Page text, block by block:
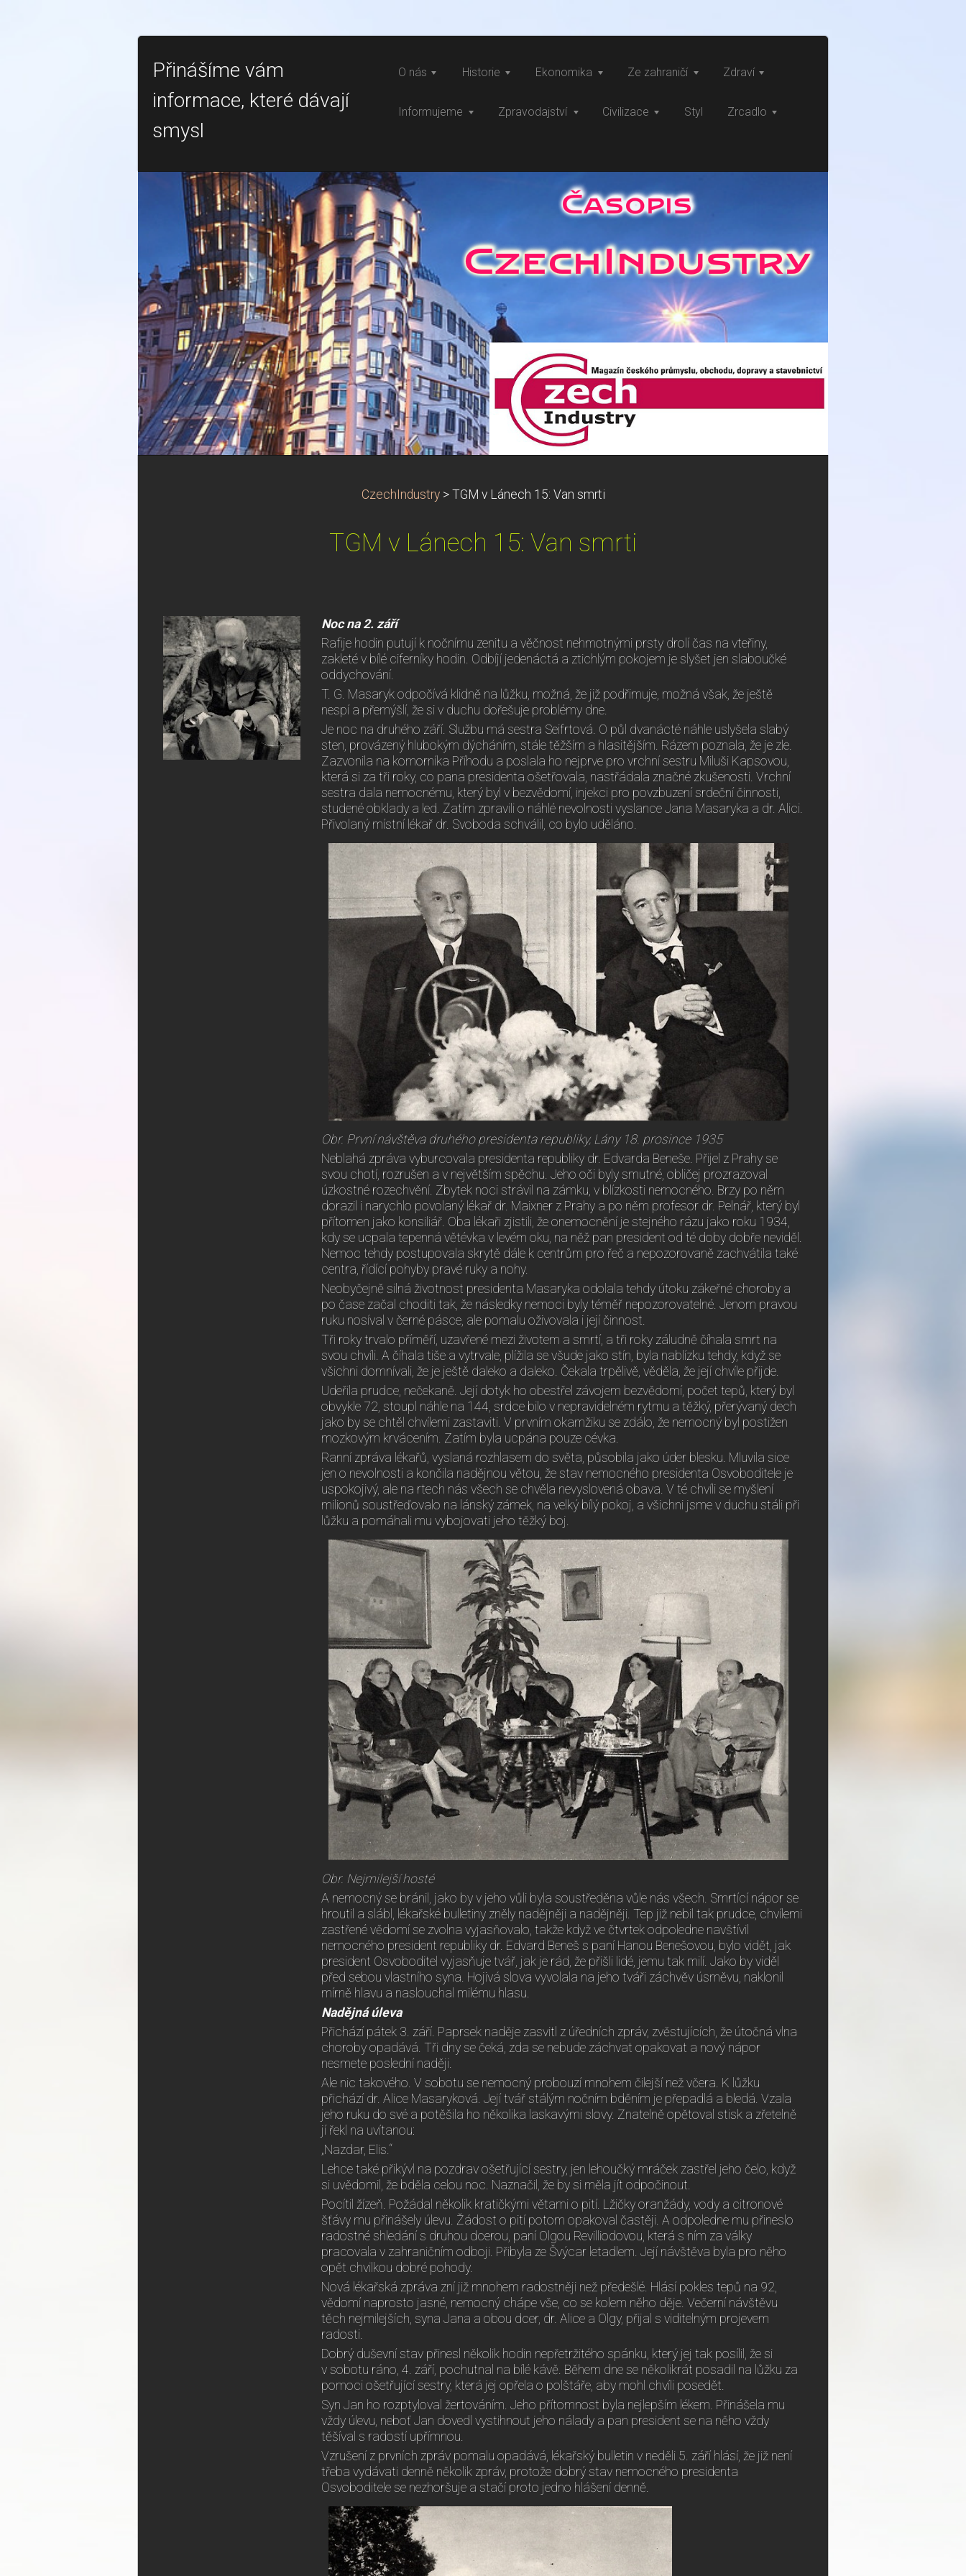
Přinášíme vám
informace, které dávají
smysl
O nás Historie Ekonomika Ze zahraničí Zdraví
Informujeme Zpravodajství Civilizace Styl Zrcadlo
CzechIndustry > TGM v Lánech 15: Van smrti
TGM v Lánech 15: Van smrti
Noc na 2. září
Rafije hodin putují k nočnímu zenitu a věčnost nehmotnými prsty drolí čas na vteřiny,
zakleté v bílé ciferníky hodin. Odbíjí jedenáctá a ztichlým pokojem je slyšet jen slaboučké
oddychování.
T. G. Masaryk odpočívá klidně na lůžku, možná, že již podřimuje, možná však, že ještě
nespí a přemýšlí, že si v duchu dořešuje problémy dne.
Je noc na druhého září. Službu má sestra Seifrtová. O půl dvanácté náhle uslyšela slabý
sten, provázený hlubokým dýcháním, stále těžším a hlasitějším. Rázem poznala, že je zle.
Zazvonila na komorníka Příhodu a poslala ho nejprve pro vrchní sestru Miluši Kapsovou,
která si za tři roky, co pana presidenta ošetřovala, nastřádala značné zkušenosti. Vrchní
sestra dala nemocnému, který byl v bezvědomí, injekci pro povzbuzení srdeční činnosti,
studené obklady a led. Zatím zpravili o náhlé nevolnosti vyslance Jana Masaryka a dr. Alici.
Přivolaný místní lékař dr. Svoboda schválil, co bylo uděláno.
Obr. První návštěva druhého presidenta republiky, Lány 18. prosince 1935
Neblahá zpráva vyburcovala presidenta republiky dr. Edvarda Beneše. Přijel z Prahy se
svou chotí, rozrušen a v největším spěchu. Jeho oči byly smutné, obličej prozrazoval
úzkostné rozechvění. Zbytek noci strávil na zámku, v blízkosti nemocného. Brzy po něm
dorazil i narychlo povolaný lékař dr. Maixner z Prahy a po něm profesor dr. Pelnář, který byl
přítomen jako konsiliář. Oba lékaři zjistili, že onemocnění je stejného rázu jako roku 1934,
kdy se ucpala tepenná větévka v levém oku, na něž pan president od té doby dobře neviděl.
Nemoc tehdy postupovala skrytě dále k centrům pro řeč a nepozorovaně zachvátila také
centra, řídící pohyby pravé ruky a nohy.
Neobyčejně silná životnost presidenta Masaryka odolala tehdy útoku zákeřné choroby a
po čase začal choditi tak, že následky nemoci byly téměř nepozorovatelné. Jenom pravou
ruku nosíval v černé pásce, ale pomalu oživovala i její činnost.
Tři roky trvalo příměří, uzavřené mezi životem a smrtí, a tři roky záludně číhala smrt na
svou chvíli. A číhala tiše a vytrvale, plížila se všude jako stín, byla nablízku tehdy, když se
všichni domnívali, že je ještě daleko a daleko. Čekala trpělivě, věděla, že její chvíle přijde.
Udeřila prudce, nečekaně. Její dotyk ho obestřel závojem bezvědomí, počet tepů, který byl
obvykle 72, stoupl náhle na 144, srdce bilo v nepravidelném rytmu a těžký, přerývaný dech
jako by se chtěl chvílemi zastaviti. V prvním okamžiku se zdálo, že nemocný byl postižen
mozkovým krvácením. Zatím byla ucpána pouze cévka.
Ranní zpráva lékařů, vyslaná rozhlasem do světa, působila jako úder blesku. Mluvila sice
jen o nevolnosti a končila nadějnou větou, že stav nemocného presidenta Osvoboditele je
uspokojivý, ale na rtech nás všech se chvěla nevyslovená obava. V té chvíli se myšlení
milionů soustřeďovalo na lánský zámek, na velký bílý pokoj, a všichni jsme v duchu stáli při
lůžku a pomáhali mu vybojovati jeho těžký boj.
Obr. Nejmilejší hosté
A nemocný se bránil, jako by v jeho vůli byla soustředěna vůle nás všech. Smrtící nápor se
hroutil a slábl, lékařské bulletiny zněly nadějněji a nadějněji. Tep již nebil tak prudce, chvílemi
zastřené vědomí se zvolna vyjasňovalo, takže když ve čtvrtek odpoledne navštívil
nemocného president republiky dr. Edvard Beneš s paní Hanou Benešovou, bylo vidět, jak
president Osvoboditel vyjasňuje tvář, jak je rád, že přišli lidé, jemu tak milí. Jako by viděl
před sebou vlastního syna. Hojivá slova vyvolala na jeho tváři záchvěv úsměvu, naklonil
mírně hlavu a naslouchal milému hlasu.
Nadějná úleva
Přichází pátek 3. září. Paprsek naděje zasvitl z úředních zpráv, zvěstujících, že útočná vlna
choroby opadává. Tři dny se čeká, zda se nebude záchvat opakovat a nový nápor
nesmete poslední naději.
Ale nic takového. V sobotu se nemocný probouzí mnohem čilejší než včera. K lůžku
přichází dr. Alice Masaryková. Její tvář stálým nočním bděním je přepadlá a bledá. Vzala
jeho ruku do své a potěšila ho několika laskavými slovy. Znatelně opětoval stisk a zřetelně
jí řekl na uvítanou:
„Nazdar, Elis.“
Lehce také přikývl na pozdrav ošetřující sestry, jen lehoučký mráček zastřel jeho čelo, když
si uvědomil, že bděla celou noc. Naznačil, že by si měla jít odpočinout.
Pocítil žízeň. Požádal několik kratičkými větami o pití. Lžičky oranžády, vody a citronové
šťávy mu přinášely úlevu. Žádost o pití potom opakoval častěji. A odpoledne mu přineslo
radostné shledání s druhou dcerou, paní Olgou Revilliodovou, která s ním za války
pracovala v zahraničním odboji. Přibyla ze Švýcar letadlem. Její návštěva byla pro něho
opět chvilkou dobré pohody.
Nová lékařská zpráva zní již mnohem radostněji než předešlé. Hlásí pokles tepů na 92,
vědomí naprosto jasné, nemocný chápe vše, co se kolem něho děje. Večerní návštěvu
těch nejmilejších, syna Jana a obou dcer, dr. Alice a Olgy, přijal s viditelným projevem
radosti.
Dobrý duševní stav přinesl několik hodin nepřetržitého spánku, který jej tak posílil, že si
v sobotu ráno, 4. září, pochutnal na bílé kávě. Během dne se několikrát posadil na lůžku za
pomoci ošetřující sestry, která jej opřela o polštáře, aby mohl chvíli posedět.
Syn Jan ho rozptyloval žertováním. Jeho přítomnost byla nejlepším lékem. Přinášela mu
vždy úlevu, neboť Jan dovedl vystihnout jeho nálady a pan president se na něho vždy
těšíval s radostí upřímnou.
Vzrušení z prvních zpráv pomalu opadává, lékařský bulletin v neděli 5. září hlásí, že již není
třeba vydávati denně několik zpráv, protože dobrý stav nemocného presidenta
Osvoboditele se nezhoršuje a stačí proto jedno hlášení denně.